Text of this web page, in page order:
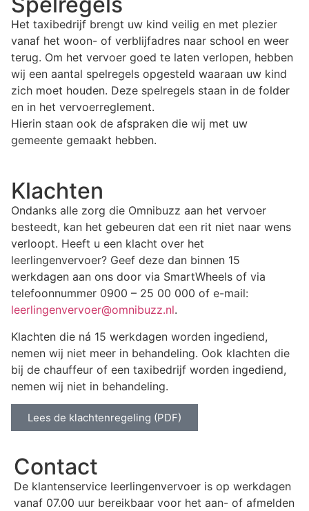
Het taxibedrijf brengt uw kind veilig en met plezier
vanaf het woon- of verblijfadres naar school en weer
terug. Om het vervoer goed te laten verlopen, hebben
wij een aantal spelregels opgesteld waaraan uw kind
zich moet houden. Deze spelregels staan in de folder
en in het vervoerreglement.
Hierin staan ook de afspraken die wij met uw
gemeente gemaakt hebben.
Klachten
Ondanks alle zorg die Omnibuzz aan het vervoer
besteedt, kan het gebeuren dat een rit niet naar wens
verloopt. Heeft u een klacht over het
leerlingenvervoer? Geef deze dan binnen 15
werkdagen aan ons door via SmartWheels of via
telefoonnummer 0900 – 25 00 000 of e-mail:
leerlingenvervoer@omnibuzz.nl.
Klachten die ná 15 werkdagen worden ingediend,
nemen wij niet meer in behandeling. Ook klachten die
bij de chauffeur of een taxibedrijf worden ingediend,
nemen wij niet in behandeling.
Lees de klachtenregeling (PDF)
Contact
De klantenservice leerlingenvervoer is op werkdagen
vanaf 07.00 uur bereikbaar voor het aan- of afmelden